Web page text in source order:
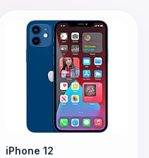
iPhone 12